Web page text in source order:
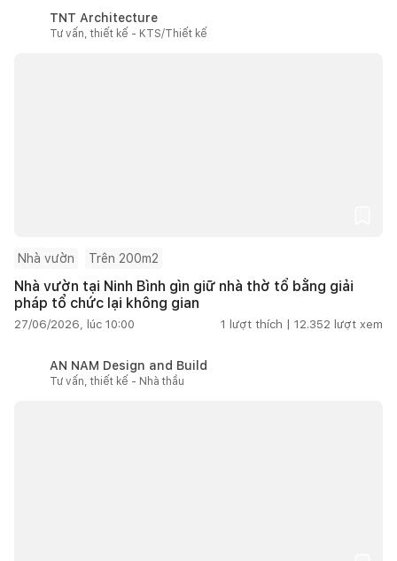
TNT Architecture
Tư vấn, thiết kế - KTS/Thiết kế
Nhà vườn Trên 200m2
Nhà vườn tại Ninh Bình gìn giữ nhà thờ tổ bằng giải
pháp tổ chức lại không gian
27/06/2026, lúc 10:00 1 lượt thích | 12.352 lượt xem
AN NAM Design and Build
Tư vấn, thiết kế - Nhà thầu